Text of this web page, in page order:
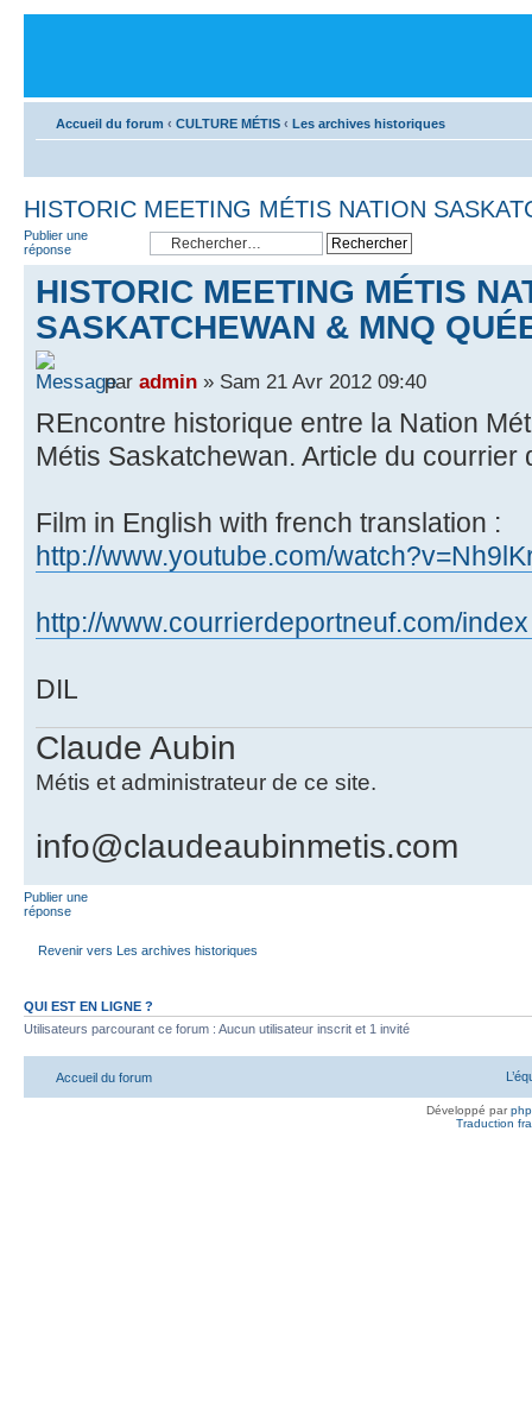
Accueil du forum ‹ CULTURE MÉTIS ‹ Les archives historiques
HISTORIC MEETING MÉTIS NATION
Publier une
réponse
HISTORIC MEETING MÉTIS
SASKATCHEWAN & MNQ
par admin » Sam 21 Avr 2012 09:40
REncontre historique entre la Nation
Métis Saskatchewan. Article du courrier
Film in English with french translation :
http://www.youtube.com/
http://www.courrierdeportneuf.com/
DIL
Claude Aubin
Métis et administrateur de ce site.
info@claudeaubinmetis.com
Publier une
réponse
Revenir vers Les archives historiques
QUI EST EN LIGNE ?
Utilisateurs parcourant ce forum : Aucun utilisateur inscrit et 1 invité
Accueil du forum
Développé par
Traduction